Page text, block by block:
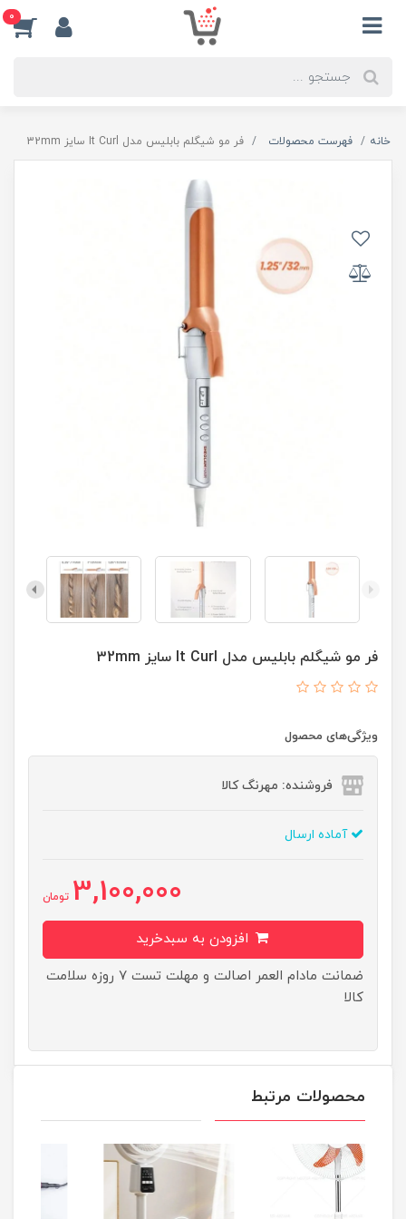
0
خانه فهرست محصولات فر مو شیگلم بابلیس مدل It Curl سایز 32mm
فر مو شیگلم بابلیس مدل It Curl سایز 32mm
ویژگی‌های محصول
فروشنده: مهرنگ کالا
آماده ارسال
3,100,000 تومان
ضمانت مادام العمر اصالت و مهلت تست ۷ روزه سلامت
کالا
محصولات مرتبط